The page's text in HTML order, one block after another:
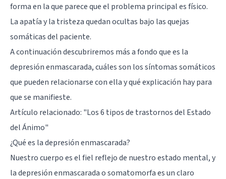
forma en la que parece que el problema principal es físico.
La apatía y la tristeza quedan ocultas bajo las quejas
somáticas del paciente.
A continuación descubriremos más a fondo que es la
depresión enmascarada, cuáles son los síntomas somáticos
que pueden relacionarse con ella y qué explicación hay para
que se manifieste.
Artículo relacionado: "Los 6 tipos de trastornos del Estado
del Ánimo"
¿Qué es la depresión enmascarada?
Nuestro cuerpo es el fiel reflejo de nuestro estado mental, y
la depresión enmascarada o somatomorfa es un claro